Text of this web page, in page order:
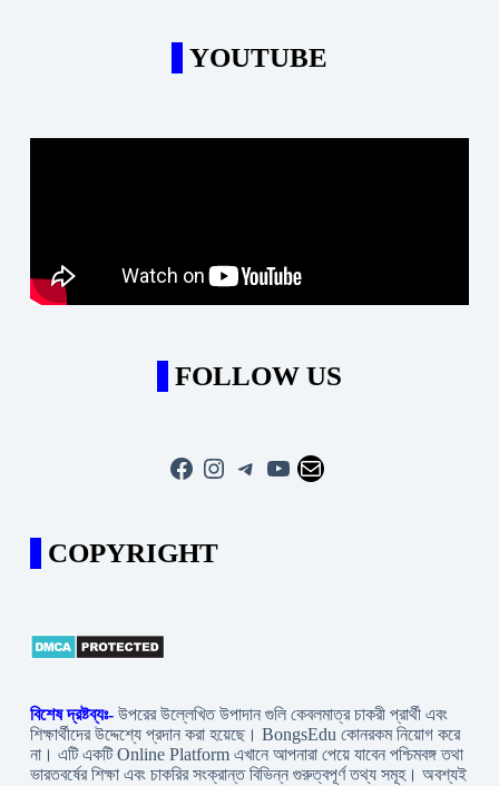
YOUTUBE
FOLLOW US
Facebook
Instagram
Telegram
YouTube
Mail
COPYRIGHT
বিশেষ দ্রষ্টব্যঃ- উপরের উল্লেখিত উপাদান গুলি কেবলমাত্র চাকরী প্রার্থী এবং
শিক্ষার্থীদের উদ্দেশ্যে প্রদান করা হয়েছে। BongsEdu কোনরকম নিয়োগ করে
না। এটি একটি Online Platform এখানে আপনারা পেয়ে যাবেন পশ্চিমবঙ্গ তথা
ভারতবর্ষের শিক্ষা এবং চাকরির সংক্রান্ত বিভিন্ন গুরুত্বপূর্ণ তথ্য সমূহ। অবশ্যই